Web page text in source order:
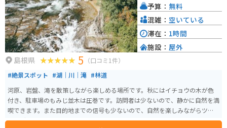
島根県 5 （口コミ1件）
#絶景スポット #湖｜川｜滝 #林道
河原、岩盤、滝を散策しながら楽しめる場所です。秋にはイチョウの木が色
付き、駐車場のもみじ並木は圧巻です。訪問者は少ないので、静かに自然を満
喫できます。また目的地までの信号も少ないので、自然を楽しみながらツー
リングできるのも良いポイントです。
予算： 無料
混雑： 空いている
滞在： 1時間
施設： 屋外